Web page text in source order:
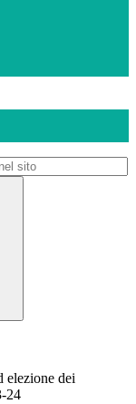
elezione dei
24